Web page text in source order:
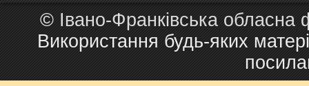
© Івано-Франківська обласна
Використання будь-яких